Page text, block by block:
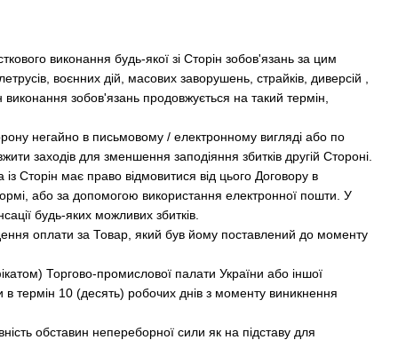
виконання будь-якої зі Сторін зобов'язань за цим
воєнних дій, масових заворушень, страйків, диверсій ,
зобов'язань продовжується на такий термін,
негайно в письмовому / електронному вигляді або по
заходів для зменшення заподіяння збитків другій Стороні.
Сторін має право відмовитися від цього Договору в
або за допомогою використання електронної пошти. У
будь-яких можливих збитків.
оплати за Товар, який був йому поставлений до моменту
Торгово-промислової палати України або іншої
термін 10 (десять) робочих днів з моменту виникнення
обставин непереборної сили як на підставу для